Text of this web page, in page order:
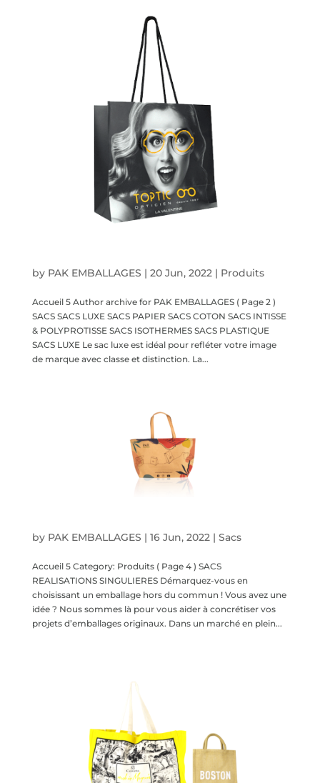
by PAK EMBALLAGES | 20 Jun, 2022| Produits
Accueil 5 Author archive for PAK EMBALLAGES ( Page 2 )
SACS SACS LUXE SACS PAPIER SACS COTON SACS INTISSE
& POLYPROTISSE SACS ISOTHERMES SACS PLASTIQUE
SACS LUXE Le sac luxe est idéal pour refléter votre image
de marque avec classe et distinction. La...
by PAK EMBALLAGES | 16 Jun, 2022| Sacs
Accueil 5 Category: Produits ( Page 4 ) SACS
REALISATIONS SINGULIERES Démarquez-vous en
choisissant un emballage hors du commun ! Vous avez une
idée ? Nous sommes là pour vous aider à concrétiser vos
projets d’emballages originaux. Dans un marché en plein...